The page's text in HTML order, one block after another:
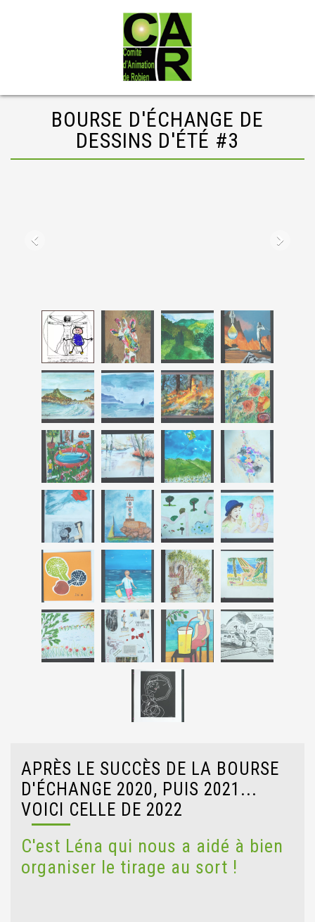
BOURSE D'ÉCHANGE DE
DESSINS D'ÉTÉ #3
APRÈS LE SUCCÈS DE LA BOURSE
D'ÉCHANGE 2020, PUIS 2021...
VOICI CELLE DE 2022
C'est Léna qui nous a aidé à bien
organiser le tirage au sort !